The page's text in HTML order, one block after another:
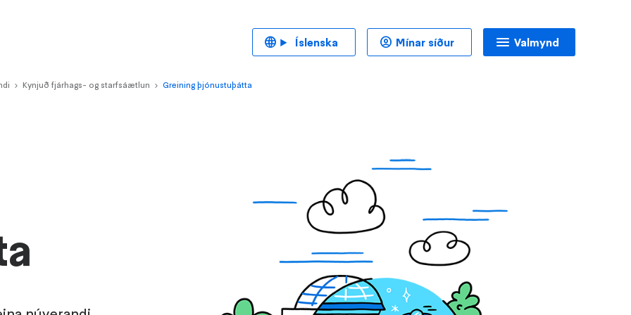
>
Kynjuð fjárhags- og starfsáætlun >
Greining þjónustuþátta
Valmynd
Íslenska Mínar síður